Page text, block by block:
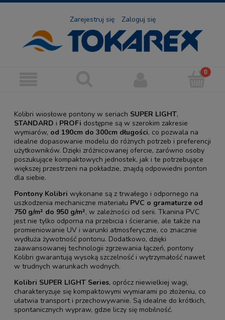
Zarejestruj się Zaloguj się
Kolibri wiosłowe pontony w seriach SUPER LIGHT,
STANDARD i PROFi dostępne są w szerokim zakresie
wymiarów, od 190cm do 300cm długości, co pozwala na
idealne dopasowanie modelu do różnych potrzeb i preferencji
użytkowników. Dzięki zróżnicowanej ofercie, zarówno osoby
poszukujące kompaktowych jednostek, jak i te potrzebujące
większej przestrzeni na pokładzie, znajdą odpowiedni ponton
dla siebie.
Pontony Kolibri wykonane są z trwałego i odpornego na
uszkodzenia mechaniczne materiału PVC o gramaturze od
750 g/m² do 950 g/m², w zależności od serii. Tkanina PVC
jest nie tylko odporna na przebicia i ścieranie, ale także na
promieniowanie UV i warunki atmosferyczne, co znacznie
wydłuża żywotność pontonu. Dodatkowo, dzięki
zaawansowanej technologii zgrzewania łączeń, pontony
Kolibri gwarantują wysoką szczelność i wytrzymałość nawet
w trudnych warunkach wodnych.
Kolibri SUPER LIGHT Series, oprócz niewielkiej wagi,
charakteryzuje się kompaktowymi wymiarami po złożeniu, co
ułatwia transport i przechowywanie. Są idealne do krótkich,
spontanicznych wypraw, gdzie liczy się mobilność.